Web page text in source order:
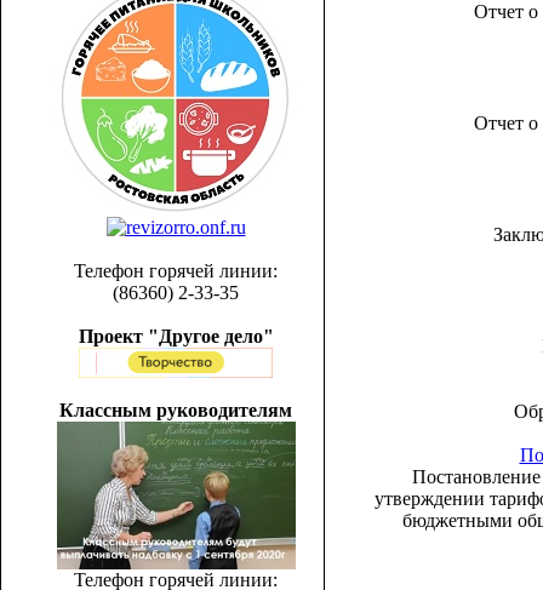
Телефон горячей линии:
(86360) 2-33-35
Проект "Другое дело"
Классным руководителям
Телефон горячей линии:
Отчет
Отчет
утверждении
бюджетными